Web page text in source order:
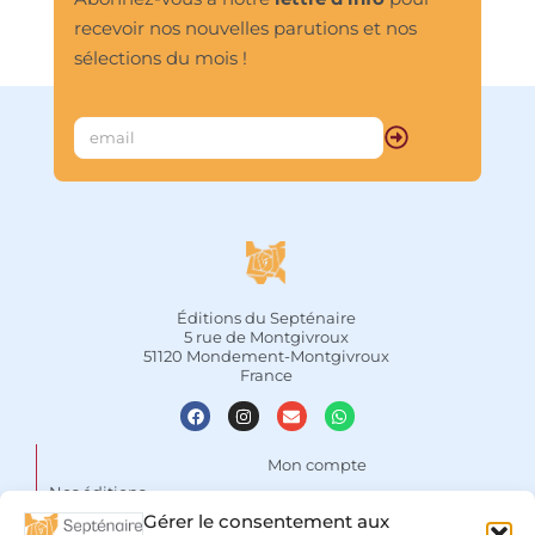
Gérer le consentement aux
voyage initiatique.
recevoir nos nouvelles parutions et nos
sélections du mois !
Éditions du Septénaire
5 rue de Montgivroux
51120 Mondement-Montgivroux
France
Nos éditions
Mon compte